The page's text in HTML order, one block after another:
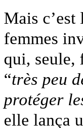
Mais c’est
femmes
qui, seule,
“très peu
protéger
elle lança